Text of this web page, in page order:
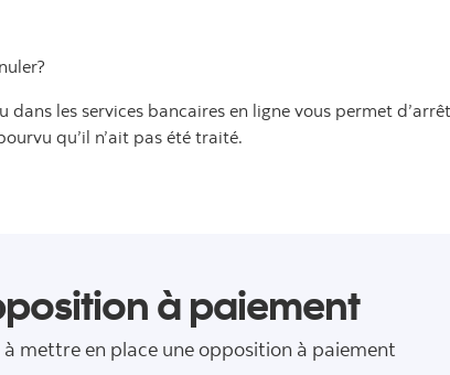
les services bancaires en ligne vous permet
qu’il n’ait pas été traité.
à paiement
mettre en place une opposition à paiement